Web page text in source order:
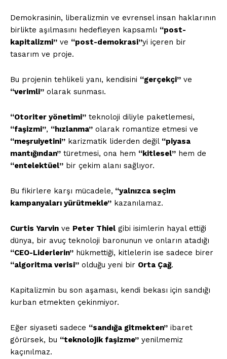
Demokrasinin, liberalizmin ve evrensel insan haklarının
birlikte aşılmasını hedefleyen kapsamlı “post-
kapitalizmi” ve “post-demokrasi”yi içeren bir
tasarım ve proje.
Bu projenin tehlikeli yanı, kendisini “gerçekçi” ve
“verimli” olarak sunması.
“Otoriter yönetimi” teknoloji diliyle paketlemesi,
“faşizmi”, “hızlanma” olarak romantize etmesi ve
“meşruiyetini” karizmatik liderden değil “piyasa
mantığından” türetmesi, ona hem “kitlesel” hem de
“entelektüel” bir çekim alanı sağlıyor.
Bu fikirlere karşı mücadele, “yalnızca seçim
kampanyaları yürütmekle” kazanılamaz.
Curtis Yarvin ve Peter Thiel gibi isimlerin hayal ettiği
dünya, bir avuç teknoloji baronunun ve onların atadığı
“CEO-Liderlerin” hükmettiği, kitlelerin ise sadece birer
“algoritma verisi” olduğu yeni bir Orta Çağ.
Kapitalizmin bu son aşaması, kendi bekası için sandığı
kurban etmekten çekinmiyor.
Eğer siyaseti sadece “sandığa gitmekten” ibaret
görürsek, bu “teknolojik faşizme” yenilmemiz
kaçınılmaz.